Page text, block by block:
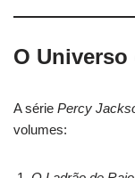
O Universo
A série Percy
volumes: